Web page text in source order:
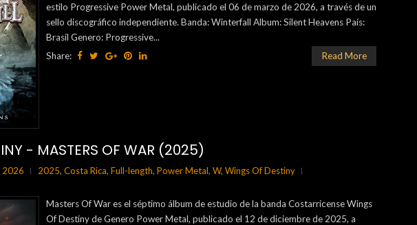
estilo Progressive Power Metal, publicado el 06 de marzo de 2026, a través de un
sello discográfico independiente. Banda: Winterfall Album: Silent Heavens País:
Brasil Genero: Progressive...
Share:
Read More
- MASTERS OF WAR (2025)
2026 2025, Costa Rica, Full-length, Power Metal, W, Wings Of Destiny
Masters Of War es el séptimo álbum de estudio de la banda Costarricense Wings
Of Destiny de Genero Power Metal, publicado el 12 de diciembre de 2025, a